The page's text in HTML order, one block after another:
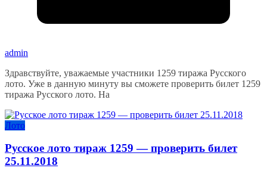
admin
Здравствуйте, уважаемые участники 1259 тиража Русского
лото. Уже в данную минуту вы сможете проверить билет 1259
тиража Русского лото. На
Лото
Русское лото тираж 1259 — проверить билет
25.11.2018